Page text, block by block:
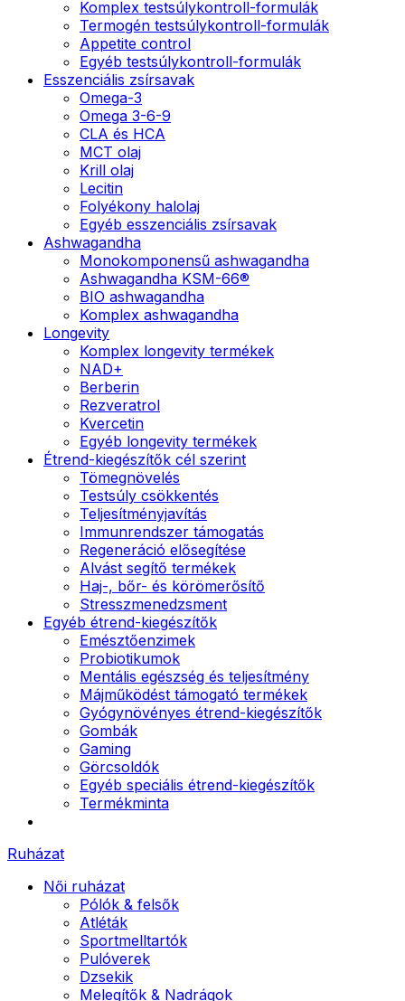
Komplex testsúlykontroll-formulák
Termogén testsúlykontroll-formulák
Appetite control
Egyéb testsúlykontroll-formulák
Esszenciális zsírsavak
Omega-3
Omega 3-6-9
CLA és HCA
MCT olaj
Krill olaj
Lecitin
Folyékony halolaj
Egyéb esszenciális zsírsavak
Ashwagandha
Monokomponensű ashwagandha
Ashwagandha KSM-66®
BIO ashwagandha
Komplex ashwagandha
Longevity
Komplex longevity termékek
NAD+
Berberin
Rezveratrol
Kvercetin
Egyéb longevity termékek
Étrend-kiegészítők cél szerint
Tömegnövelés
Testsúly csökkentés
Teljesítményjavítás
Immunrendszer támogatás
Regeneráció elősegítése
Alvást segítő termékek
Haj-, bőr- és körömerősítő
Stresszmenedzsment
Egyéb étrend-kiegészítők
Emésztőenzimek
Probiotikumok
Mentális egészség és teljesítmény
Májműködést támogató termékek
Gyógynövényes étrend-kiegészítők
Gombák
Gaming
Görcsoldók
Egyéb speciális étrend-kiegészítők
Termékminta
Ruházat
Női ruházat
Pólók & felsők
Atléták
Sportmelltartók
Pulóverek
Dzsekik
Melegítők & Nadrágok